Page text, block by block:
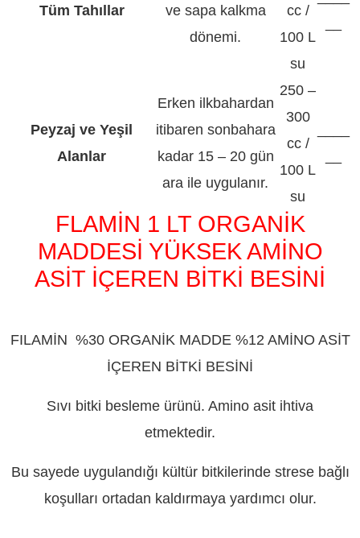
Tüm Tahıllar
ve sapa kalkma
dönemi.
cc /
100 L
su
Peyzaj ve Yeşil
Alanlar
Erken ilkbahardan
itibaren sonbahara
kadar 15 – 20 gün
ara ile uygulanır.
250 –
300
cc /
100 L
su
FLAMİN 1 LT ORGANİK
MADDESİ YÜKSEK AMİNO
ASİT İÇEREN BİTKİ BESİNİ
FILAMİN %30 ORGANİK MADDE %12 AMİNO ASİT
İÇEREN BİTKİ BESİNİ
Sıvı bitki besleme ürünü. Amino asit ihtiva
etmektedir.
Bu sayede uygulandığı kültür bitkilerinde strese bağlı
koşulları ortadan kaldırmaya yardımcı olur.